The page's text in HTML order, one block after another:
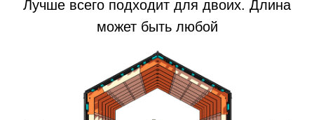
Ширина дома до 10,9м
Большой дом для большой семьи